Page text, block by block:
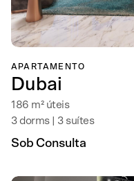
APARTAMENTO
Dubai
186 m² úteis
3 dorms | 3 suítes
Sob Consulta